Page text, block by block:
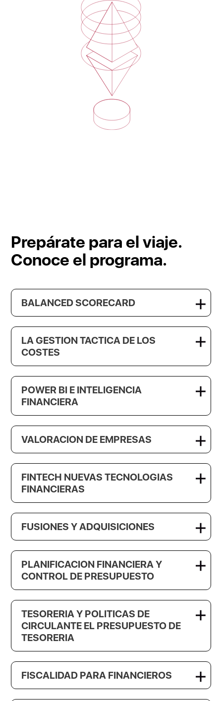
Prepárate para el viaje.
Conoce el programa.
BALANCED SCORECARD
LA GESTION TACTICA DE LOS
COSTES
POWER BI E INTELIGENCIA
FINANCIERA
VALORACION DE EMPRESAS
FINTECH NUEVAS TECNOLOGIAS
FINANCIERAS
FUSIONES Y ADQUISICIONES
PLANIFICACION FINANCIERA Y
CONTROL DE PRESUPUESTO
TESORERIA Y POLITICAS DE
CIRCULANTE EL PRESUPUESTO DE
TESORERIA
FISCALIDAD PARA FINANCIEROS